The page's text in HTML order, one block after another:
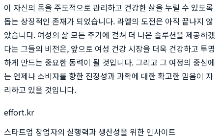
이 자신의 몸을 주도적으로 관리하고 건강한 삶을 누릴 수 있도록
돕는 상징적인 존재가 되었습니다. 라엘의 도전은 아직 끝나지 않
았습니다. 여성의 삶 모든 주기에 걸쳐 더 나은 솔루션을 제공하겠
다는 그들의 비전은, 앞으로 여성 건강 시장을 더욱 건강하고 투명
하게 만드는 중요한 동력이 될 것입니다. 그리고 그 여정의 중심에
는 언제나 소비자를 향한 진정성과 과학에 대한 확고한 믿음이 자
리하고 있을 것입니다.
effort.kr
스타트업 창업자의 실행력과 생산성을 위한 인사이트